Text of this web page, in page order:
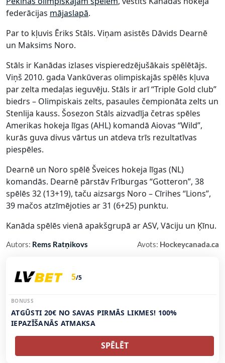
federācijas mājaslapā.
Par to kļuvis Ēriks Stāls. Viņam asistēs Dāvids Dearnē
un Maksims Noro.
Stāls ir Kanādas izlases vispieredzējušākais spēlētājs.
Viņš 2010. gada Vankūveras olimpiskajās spēlēs kļuva
par zelta medaļas ieguvēju. Stāls ir arī “Triple Gold club”
biedrs – Olimpiskais zelts, pasaules čempionāta zelts un
Stenlija kauss. Šosezon Stāls aizvadīja četras spēles
Amerikas hokeja līgas (AHL) komandā Aiovas “Wild”,
kurās guva divus vārtus un atdeva trīs rezultatīvas
piespēles.
Dearnē un Noro spēlē Šveices hokeja līgas (NL)
komandās. Dearnē pārstāv Frīburgas “Gotteron”, 38
spēlēs 32 (13+19), taču aizsargs Noro – Cīrihes “Lions”,
39 mačos atzīmējoties ar 31 (6+25) punktu.
Kanāda spēlēs vienā apakšgrupā ar ASV, Vāciju un Ķīnu.
Autors: Rems Ratņikovs Avots: Hockeycanada.ca
5/5
BONUSS
ATGŪSTI 20€ NO SAVAS PIRMĀS LIKMES! 100%
IEPAZĪŠANĀS ATMAKSA
SPĒLĒT